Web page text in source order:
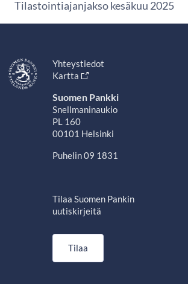
Tilastointiajanjakso kesäkuu 2025
Yhteystiedot
Kartta
Suomen Pankki
Snellmaninaukio
PL 160
00101 Helsinki
Puhelin 09 1831
Tilaa Suomen Pankin
uutiskirjeitä
Tilaa